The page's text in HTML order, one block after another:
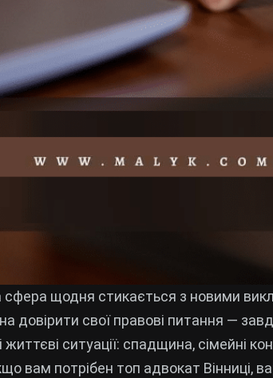
щодня стикається з новими
довірити свої правові питання —
ситуації: спадщина, сімейні
вам потрібен топ адвокат Вінниці,